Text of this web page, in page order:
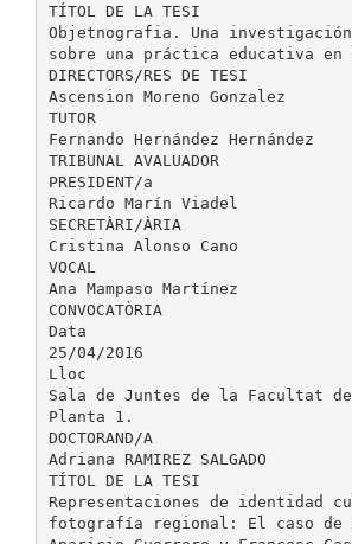
TÍTOL DE LA TESI
Objetnografia. Una
sobre una práctica educativa
DIRECTORS/RES DE TESI
Ascension Moreno Gonzalez
TUTOR
Fernando Hernández Hernández
TRIBUNAL AVALUADOR
PRESIDENT/a
Ricardo Marín Viadel
SECRETÀRI/ÀRIA
Cristina Alonso Cano
VOCAL
Ana Mampaso Martínez
CONVOCATÒRIA
Data
25/04/2016
Lloc
Sala de Juntes de la Facultat
Planta 1.
DOCTORAND/A
Adriana RAMIREZ SALGADO
TÍTOL DE LA TESI
Representaciones de identidad
fotografía regional: El caso de